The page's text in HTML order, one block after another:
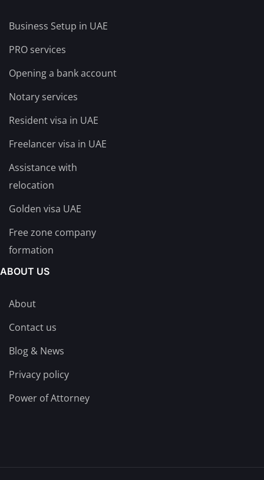
Business Setup in UAE
PRO services
Opening a bank account
Notary services
Resident visa in UAE
Freelancer visa in UAE
Assistance with
relocation
Golden visa UAE
Free zone company
formation
ABOUT US
About
Contact us
Blog & News
Privacy policy
Power of Attorney